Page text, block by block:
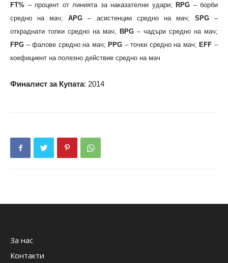
FT% – процент от линията за наказателни удари; RPG – борби
средно на мач;APG – асистенции средно на мач; SPG–
откраднати топки средно на мач; BPG – чадъри средно на мач;
FPG – фалове средно на мач; PPG – точки средно на мач; EFF –
коефициент на полезно действие средно на мач
Финалист за Купата: 2014
За нас
Контакти